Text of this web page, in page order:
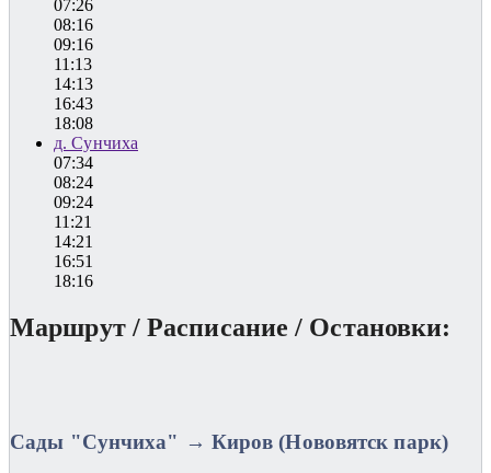
07:26
08:16
09:16
11:13
14:13
16:43
18:08
д. Сунчиха
07:34
08:24
09:24
11:21
14:21
16:51
18:16
Маршрут / Расписание / Остановки:
Сады "Сунчиха" → Киров (Нововятск парк)